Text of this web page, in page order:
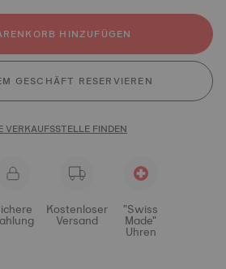
HINZUFÜGEN
GESCHÄFT RESERVIEREN
VERKAUFSSTELLE FINDEN
Kostenloser
Versand
"Swiss
Made"
Uhren